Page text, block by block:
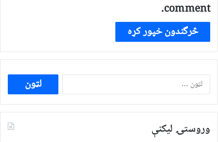
comment.
ددی
لپاره
لټون:
وروستۍ ليکنې